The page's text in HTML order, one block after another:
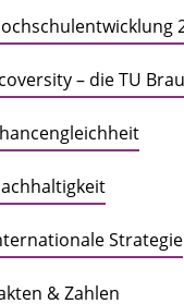
– die TU
Strategie
& Zahlen